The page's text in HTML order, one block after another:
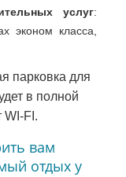
услуг:
эконом класса,
парковка для
в полной
WI-FI.
вам
отдых у